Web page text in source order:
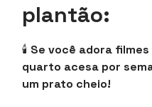
plantão:
🕯 Se você adora
quarto acesa por
um prato cheio!